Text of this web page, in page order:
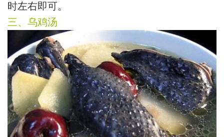
时左右即可。
三、乌鸡汤